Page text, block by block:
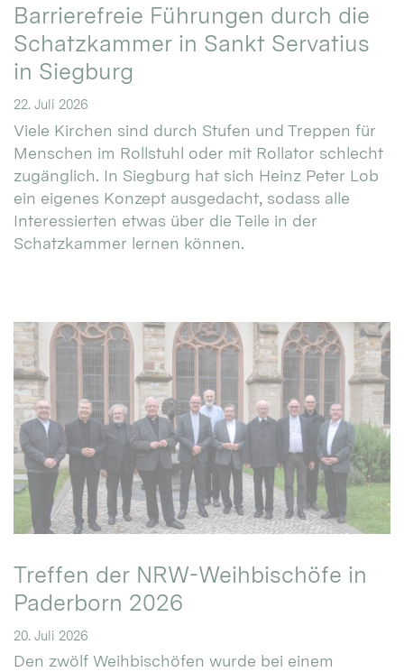
Barrierefreie Führungen durch die
Schatzkammer in Sankt Servatius
in Siegburg
22. Juli 2026
Viele Kirchen sind durch Stufen und Treppen für
Menschen im Rollstuhl oder mit Rollator schlecht
zugänglich. In Siegburg hat sich Heinz Peter Lob
ein eigenes Konzept ausgedacht, sodass alle
Interessierten etwas über die Teile in der
Schatzkammer lernen können.
Treffen der NRW-Weihbischöfe in
Paderborn 2026
20. Juli 2026
Den zwölf Weihbischöfen wurde bei einem